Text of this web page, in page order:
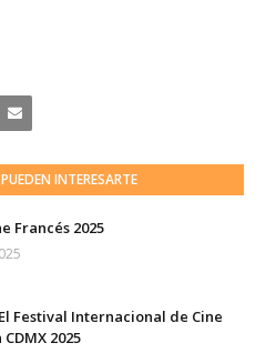
INTERESARTE
Francés 2025
Festival Internacional de Cine
2025